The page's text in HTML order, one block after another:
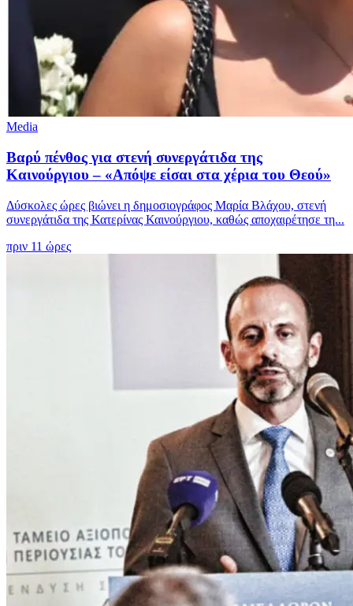
Media
Βαρύ πένθος για στενή συνεργάτιδα της
Καινούργιου – «Απόψε είσαι στα χέρια του Θεού»
Δύσκολες ώρες βιώνει η δημοσιογράφος Μαρία Βλάχου, στενή
συνεργάτιδα της Κατερίνας Καινούργιου, καθώς αποχαιρέτησε τη...
πριν 11 ώρες